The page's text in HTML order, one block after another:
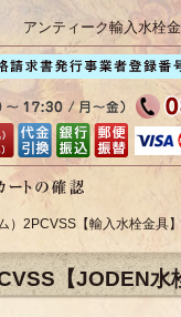
アンティーク輸入水栓
2PCVSS【輸入水栓金具】
【JODEN水